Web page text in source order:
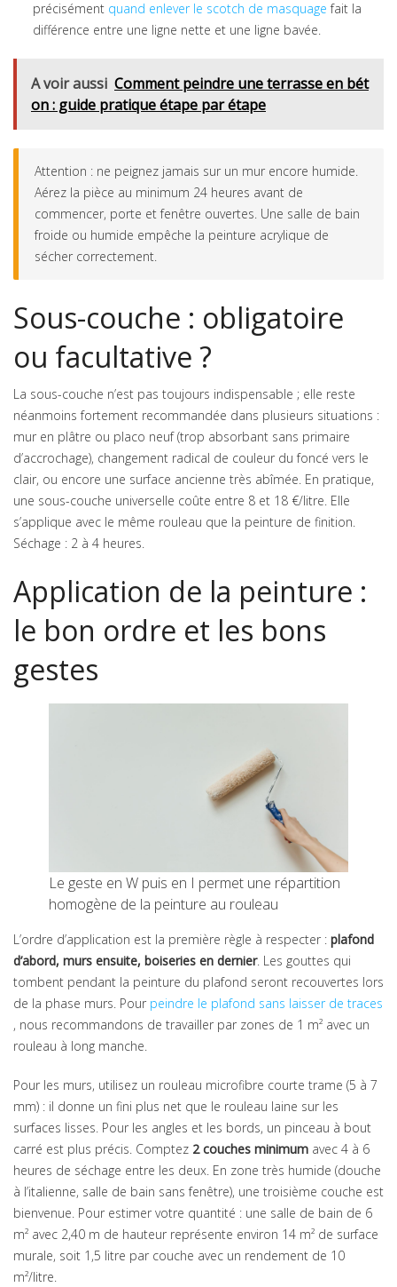
précisément quand enlever le scotch de masquage fait la
différence entre une ligne nette et une ligne bavée.
A voir aussi Comment peindre une terrasse en bét
on : guide pratique étape par étape
Attention : ne peignez jamais sur un mur encore humide.
Aérez la pièce au minimum 24 heures avant de
commencer, porte et fenêtre ouvertes. Une salle de bain
froide ou humide empêche la peinture acrylique de
sécher correctement.
Sous-couche : obligatoire
ou facultative ?
La sous-couche n’est pas toujours indispensable ; elle reste
néanmoins fortement recommandée dans plusieurs situations :
mur en plâtre ou placo neuf (trop absorbant sans primaire
d’accrochage), changement radical de couleur du foncé vers le
clair, ou encore une surface ancienne très abîmée. En pratique,
une sous-couche universelle coûte entre 8 et 18 €/litre. Elle
s’applique avec le même rouleau que la peinture de finition.
Séchage : 2 à 4 heures.
Application de la peinture :
le bon ordre et les bons
gestes
Le geste en W puis en I permet une répartition
homogène de la peinture au rouleau
L’ordre d’application est la première règle à respecter : plafond
d’abord, murs ensuite, boiseries en dernier. Les gouttes qui
tombent pendant la peinture du plafond seront recouvertes lors
de la phase murs. Pour peindre le plafond sans laisser de traces
, nous recommandons de travailler par zones de 1 m² avec un
rouleau à long manche.
Pour les murs, utilisez un rouleau microfibre courte trame (5 à 7
mm) : il donne un fini plus net que le rouleau laine sur les
surfaces lisses. Pour les angles et les bords, un pinceau à bout
carré est plus précis. Comptez 2 couches minimum avec 4 à 6
heures de séchage entre les deux. En zone très humide (douche
à l’italienne, salle de bain sans fenêtre), une troisième couche est
bienvenue. Pour estimer votre quantité : une salle de bain de 6
m² avec 2,40 m de hauteur représente environ 14 m² de surface
murale, soit 1,5 litre par couche avec un rendement de 10
m²/litre.